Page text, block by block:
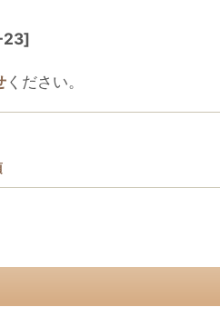
23]
ください。